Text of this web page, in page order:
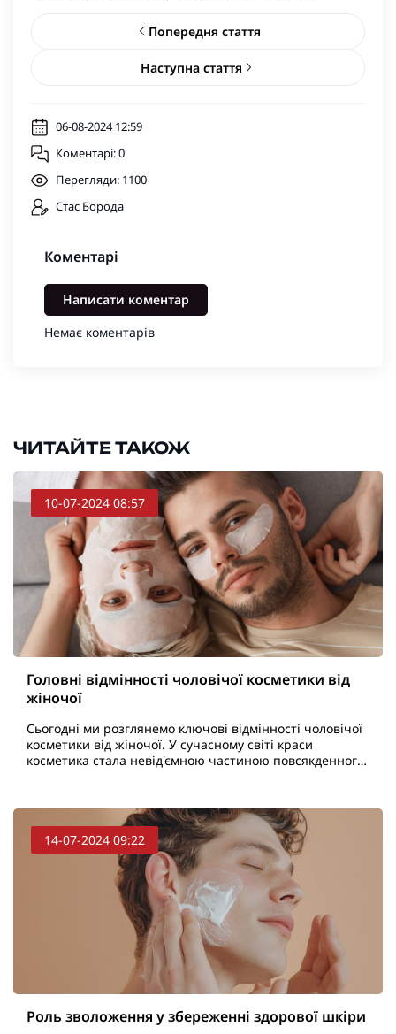
Попередня стаття
Наступна стаття
06-08-2024 12:59
Коментарі: 0
Перегляди: 1100
Стас Борода
Коментарі
Написати коментар
Немає коментарів
ЧИТАЙТЕ ТАКОЖ
10-07-2024 08:57
Головні відмінності чоловічої косметики від
жіночої
Сьогодні ми розглянемо ключові відмінності чоловічої
косметики від жіночої. У сучасному світі краси
косметика стала невід'ємною частиною повсякденного
14-07-2024 09:22
Роль зволоження у збереженні здорової шкіри